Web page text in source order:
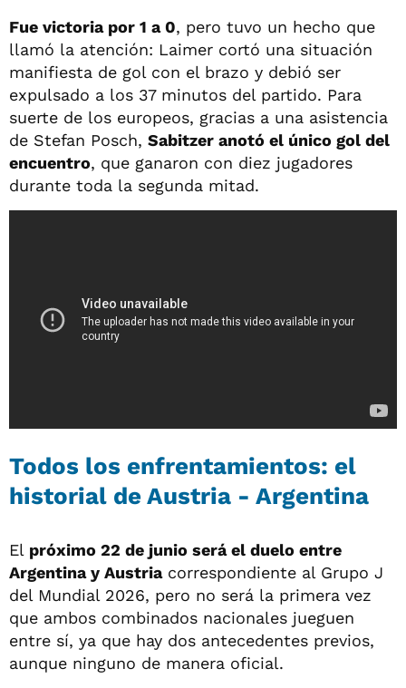
Fue victoria por 1 a 0, pero tuvo un hecho que
llamó la atención: Laimer cortó una situación
manifiesta de gol con el brazo y debió ser
expulsado a los 37 minutos del partido. Para
suerte de los europeos, gracias a una asistencia
de Stefan Posch, Sabitzer anotó el único gol del
encuentro, que ganaron con diez jugadores
durante toda la segunda mitad.
Todos los enfrentamientos: el
historial de Austria - Argentina
El próximo 22 de junio será el duelo entre
Argentina y Austriacorrespondiente al Grupo J
del Mundial 2026, pero no será la primera vez
que ambos combinados nacionales jueguen
entre sí, ya que hay dos antecedentes previos,
aunque ninguno de manera oficial.